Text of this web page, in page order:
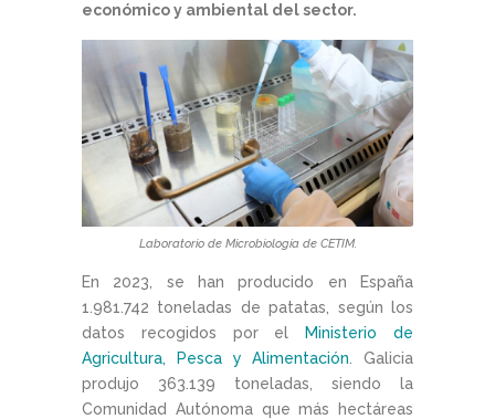
económico y ambiental del sector.
Laboratorio de Microbiología de CETIM.
En 2023, se han producido en España
1.981.742 toneladas de patatas, según los
datos recogidos por el
Ministerio de
Agricultura, Pesca y Alimentación . Galicia
produjo 363.139 toneladas, siendo la
Comunidad Autónoma que más hectáreas